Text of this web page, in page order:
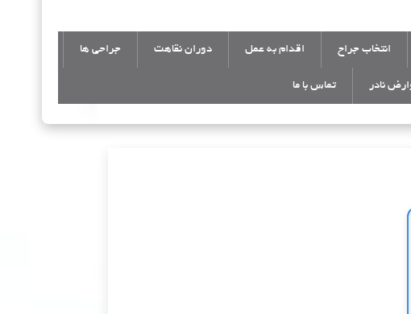
انتخاب جراح اقدام به عمل دوران نقاهت جراحی ها
نادر تماس با ما